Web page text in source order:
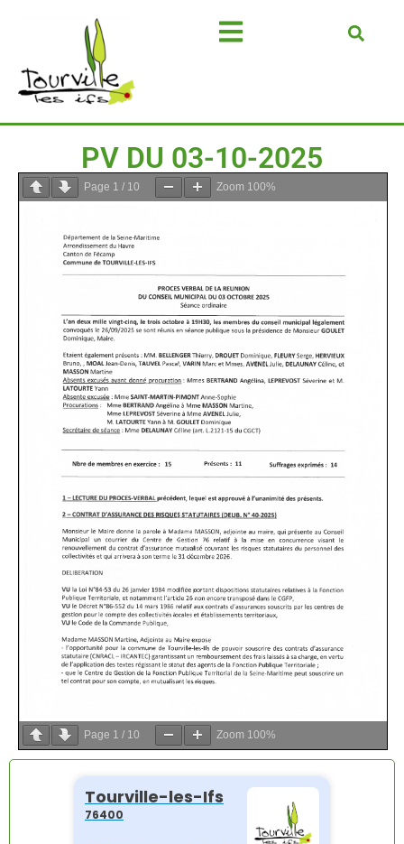
PV DU 03-10-2025
Page 1 / 10 Zoom 100%
Page 1 / 10 Zoom 100%